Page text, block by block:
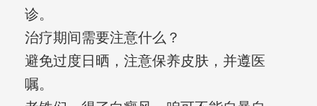
诊。
治疗期间需要注意什么？
避免过度日晒，注意保养皮肤，并遵医
嘱。